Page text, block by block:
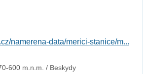
namerena-data/merici-stanice/m...
600 m.n.m. / Beskydy